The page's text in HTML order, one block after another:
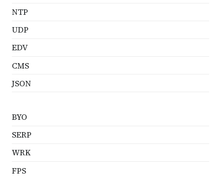
NTP
UDP
EDV
CMS
JSON
BYO
SERP
WRK
FPS